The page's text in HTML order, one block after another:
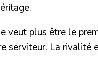
veut plus être le
serviteur. La rivalité